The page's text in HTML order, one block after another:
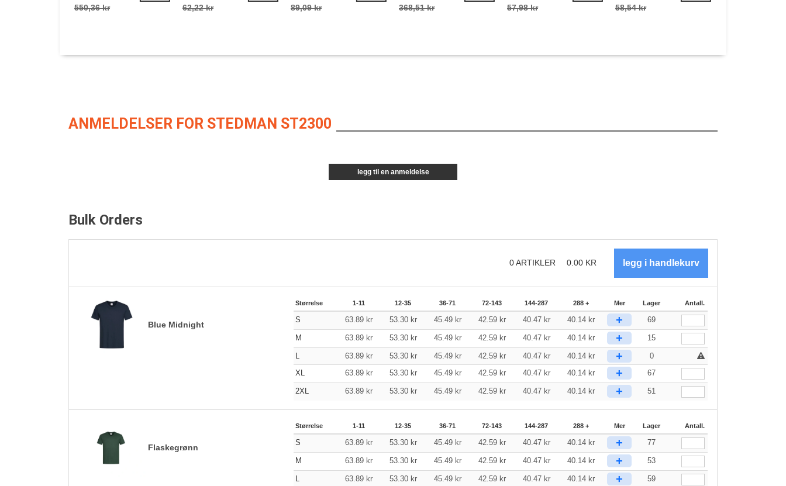
550,36 kr 62,22 kr 89,09 kr 368,51 kr 57,98 kr 58,54 kr
ANMELDELSER FOR STEDMAN ST2300
legg til en anmeldelse
Bulk Orders
0ARTIKLER 0.00 KR
Blue Midnight
Størrelse 1-11 12-35 36-71 72-143 144-287 288 + Mer Lager Antall.
S 63.89 kr 53.30 kr 45.49 kr 42.59 kr 40.47 kr 40.14 kr + 69
M 63.89 kr 53.30 kr 45.49 kr 42.59 kr 40.47 kr 40.14 kr + 15
63.89 kr 53.30 kr 45.49 kr 42.59 kr 40.47 kr 40.14 kr +
0
XL
63.89 kr 53.30 kr 45.49 kr 42.59 kr 40.47 kr 40.14 kr + 67
2XL 63.89 kr 53.30 kr 45.49 kr 42.59 kr 40.47 kr 40.14 kr + 51
Flaskegrønn
Størrelse 1-11 12-35 36-71 72-143 144-287 288 + Mer Lager Antall.
S 63.89 kr 53.30 kr 45.49 kr 42.59 kr 40.47 kr 40.14 kr + 77
M 63.89 kr 53.30 kr 45.49 kr 42.59 kr 40.47 kr 40.14 kr + 53
63.89 kr 53.30 kr 45.49 kr 42.59 kr 40.47 kr 40.14 kr + 59